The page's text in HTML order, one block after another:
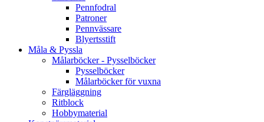
Pennfodral
Patroner
Pennvässare
Blyertsstift
Måla & Pyssla
Målarböcker - Pysselböcker
Pysselböcker
Målarböcker för vuxna
Färgläggning
Ritblock
Hobbymaterial